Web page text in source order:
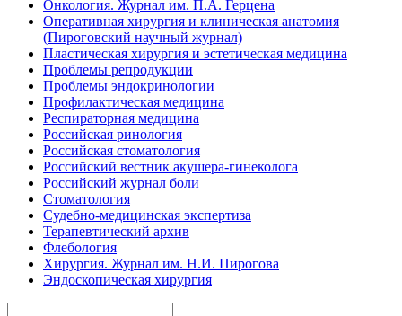
Онкология. Журнал им. П.А. Герцена
Оперативная хирургия и клиническая анатомия
(Пироговский научный журнал)
Пластическая хирургия и эстетическая медицина
Проблемы репродукции
Проблемы эндокринологии
Профилактическая медицина
Респираторная медицина
Российская ринология
Российская стоматология
Российский вестник акушера-гинеколога
Российский журнал боли
Стоматология
Судебно-медицинская экспертиза
Терапевтический архив
Флебология
Хирургия. Журнал им. Н.И. Пирогова
Эндоскопическая хирургия